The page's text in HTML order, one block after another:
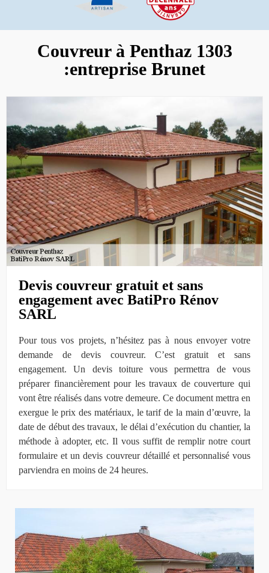
Couvreur à Penthaz 1303
:entreprise Brunet
Devis couvreur gratuit et sans
engagement avec BatiPro Rénov
SARL
Pour tous vos projets, n’hésitez pas à nous envoyer votre
demande de devis couvreur. C’est gratuit et sans
engagement. Un devis toiture vous permettra de vous
préparer financièrement pour les travaux de couverture qui
vont être réalisés dans votre demeure. Ce document mettra en
exergue le prix des matériaux, le tarif de la main d’œuvre, la
date de début des travaux, le délai d’exécution du chantier, la
méthode à adopter, etc. Il vous suffit de remplir notre court
formulaire et un devis couvreur détaillé et personnalisé vous
parviendra en moins de 24 heures.